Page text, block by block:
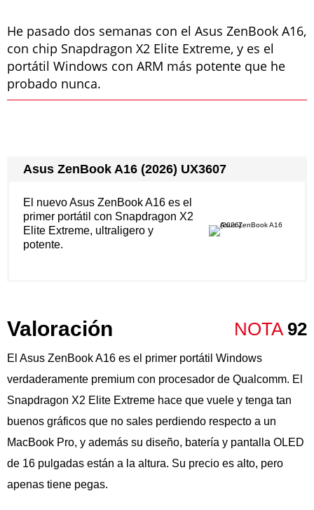
He pasado dos semanas con el Asus ZenBook A16,
con chip Snapdragon X2 Elite Extreme, y es el
portátil Windows con ARM más potente que he
probado nunca.
Asus ZenBook A16 (2026) UX3607
El nuevo Asus ZenBook A16 es el
primer portátil con Snapdragon X2
Elite Extreme, ultraligero y
potente.
Valoración NOTA 92
El Asus ZenBook A16 es el primer portátil Windows
verdaderamente premium con procesador de Qualcomm. El
Snapdragon X2 Elite Extreme hace que vuele y tenga tan
buenos gráficos que no sales perdiendo respecto a un
MacBook Pro, y además su diseño, batería y pantalla OLED
de 16 pulgadas están a la altura. Su precio es alto, pero
apenas tiene pegas.